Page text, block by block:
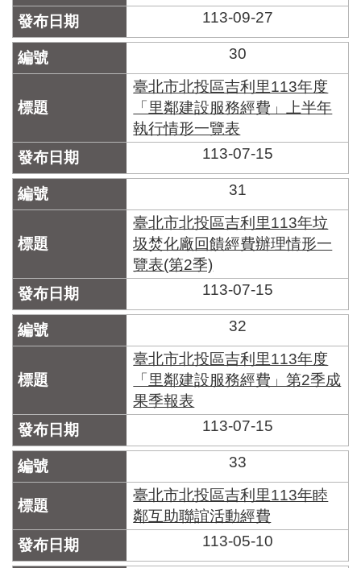
113-09-27
30
臺北市北投區吉利里113年度
「里鄰建設服務經費」上半年
執行情形一覽表
113-07-15
31
臺北市北投區吉利里113年垃
圾焚化廠回饋經費辦理情形一
覽表(第2季)
113-07-15
32
臺北市北投區吉利里113年度
「里鄰建設服務經費」第2季成
果季報表
113-07-15
33
臺北市北投區吉利里113年睦
鄰互助聯誼活動經費
113-05-10